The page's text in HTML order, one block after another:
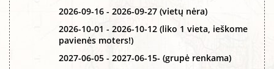
2026-09-16 - 2026-09-27 (vietų nėra)
2026-10-01 - 2026-10-12 (liko 1 vieta, ieškome
pavienės moters!)
2027-06-05 - 2027-06-15- (grupė renkama)